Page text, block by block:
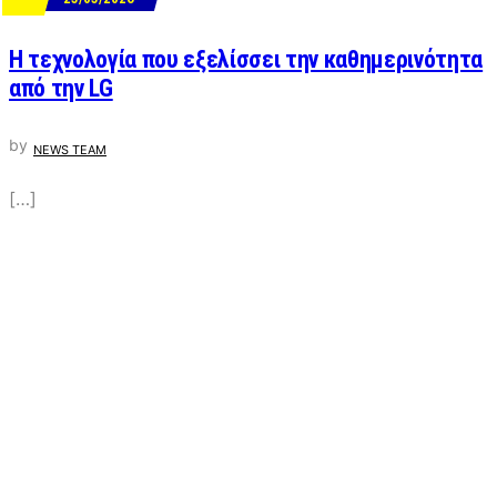
Η τεχνολογία που εξελίσσει την καθημερινότητα
από την LG
by NEWS TEAM
[…]